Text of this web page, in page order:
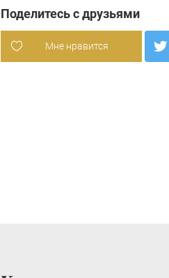
Поделитесь с друзьями
Мне нравится